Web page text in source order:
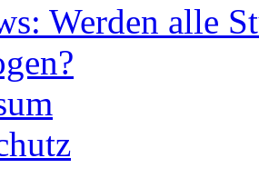
Werden alle